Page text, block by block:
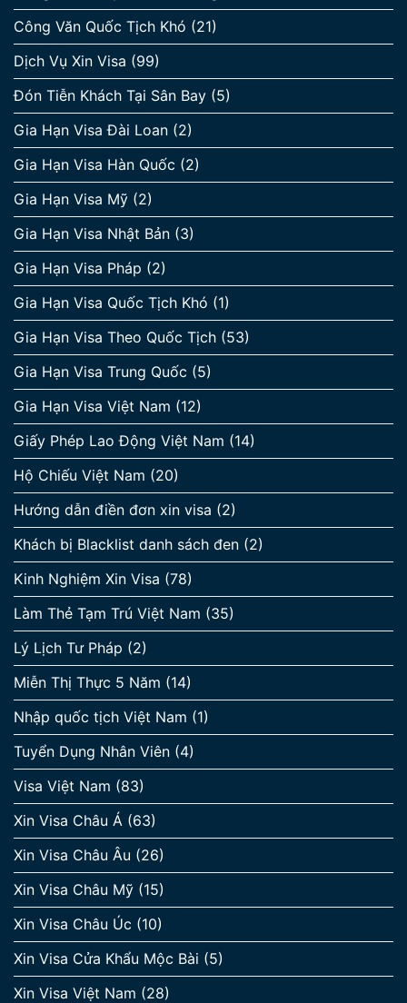
Công Văn Quốc Tịch Khó (21)
Dịch Vụ Xin Visa (99)
Đón Tiễn Khách Tại Sân Bay (5)
Gia Hạn Visa Đài Loan (2)
Gia Hạn Visa Hàn Quốc (2)
Gia Hạn Visa Mỹ (2)
Gia Hạn Visa Nhật Bản (3)
Gia Hạn Visa Pháp (2)
Gia Hạn Visa Quốc Tịch Khó (1)
Gia Hạn Visa Theo Quốc Tịch (53)
Gia Hạn Visa Trung Quốc (5)
Gia Hạn Visa Việt Nam (12)
Giấy Phép Lao Động Việt Nam (14)
Hộ Chiếu Việt Nam (20)
Hướng dẫn điền đơn xin visa (2)
Khách bị Blacklist danh sách đen (2)
Kinh Nghiệm Xin Visa (78)
Làm Thẻ Tạm Trú Việt Nam (35)
Lý Lịch Tư Pháp (2)
Miễn Thị Thực 5 Năm (14)
Nhập quốc tịch Việt Nam (1)
Tuyển Dụng Nhân Viên (4)
Visa Việt Nam (83)
Xin Visa Châu Á (63)
Xin Visa Châu Âu (26)
Xin Visa Châu Mỹ (15)
Xin Visa Châu Úc (10)
Xin Visa Cửa Khẩu Mộc Bài (5)
Xin Visa Việt Nam (28)